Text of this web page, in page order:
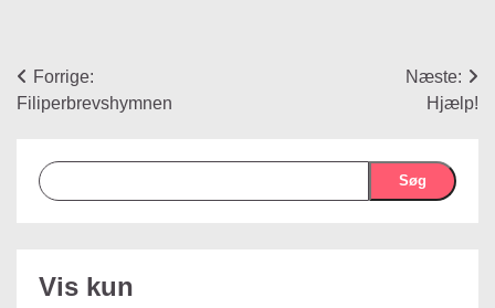
Indlægsnavigation
Forrige:
Filiperbrevshymnen
Næste:
Hjælp!
Søg
Vis kun